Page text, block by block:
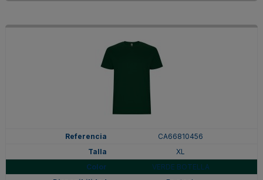
CA66810456
XL
VERDE BOTELLA